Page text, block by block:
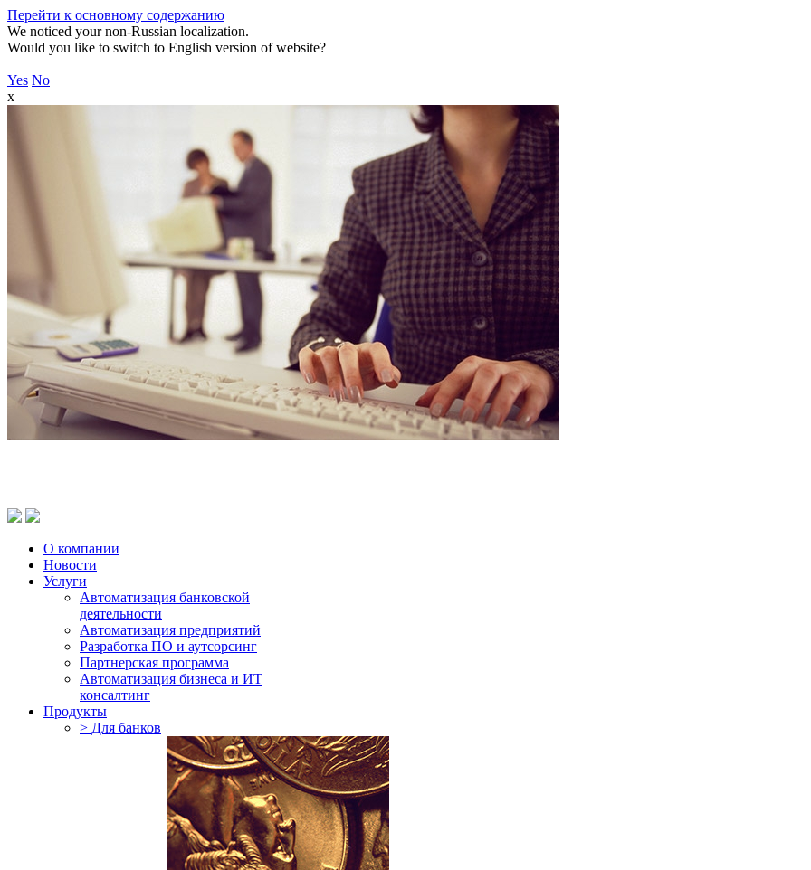
Перейти к основному содержанию
We noticed your non-Russian localization.
Would you like to switch to English version of website?
Yes No
x
О компании
Новости
Услуги
Автоматизация банковской
деятельности
Автоматизация предприятий
Разработка ПО и аутсорсинг
Партнерская программа
Автоматизация бизнеса и ИТ
консалтинг
Продукты
> Для банков